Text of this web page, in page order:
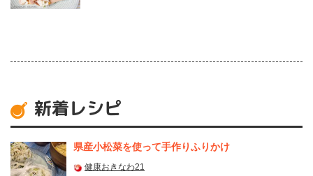
新着レシピ
県産⼩松菜を使って⼿作りふりかけ
健康おきなわ21